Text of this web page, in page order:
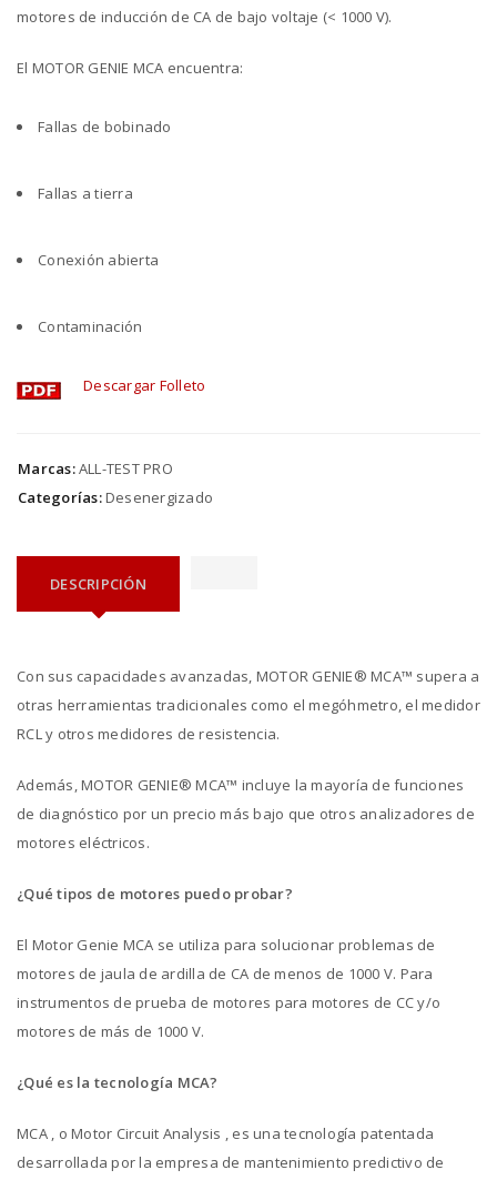
motores de inducción de CA de bajo voltaje (< 1000 V).
El MOTOR GENIE MCA encuentra:
Fallas de bobinado
Fallas a tierra
Conexión abierta
Contaminación
Descargar Folleto
Marcas:ALL-TEST PRO
Categorías:Desenergizado
DESCRIPCIÓN
Con sus capacidades avanzadas, MOTOR GENIE® MCA™ supera a
otras herramientas tradicionales como el megóhmetro, el medidor
RCL y otros medidores de resistencia.
Además, MOTOR GENIE® MCA™ incluye la mayoría de funciones
de diagnóstico por un precio más bajo que otros analizadores de
motores eléctricos.
¿Qué tipos de motores puedo probar?
El Motor Genie MCA se utiliza para solucionar problemas de
motores de jaula de ardilla de CA de menos de 1000 V. Para
instrumentos de prueba de motores para motores de CC y/o
motores de más de 1000 V.
¿Qué es la tecnología MCA?
MCA , o Motor Circuit Analysis , es una tecnología patentada
desarrollada por la empresa de mantenimiento predictivo de